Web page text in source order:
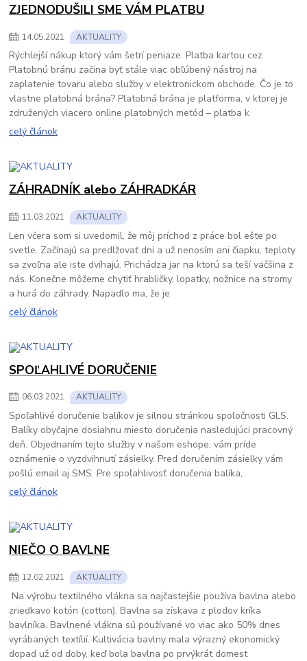
ZJEDNODUŠILI SME VÁM PLATBU
14.05.2021 AKTUALITY
Rýchlejší nákup ktorý vám šetrí peniaze. Platba kartou cez
Platobnú bránu začína byť stále viac obľúbený nástroj na
zaplatenie tovaru alebo služby v elektronickom obchode. Čo je to
vlastne platobná brána? Platobná brána je platforma, v ktorej je
združených viacero online platobných metód – platba k
celý článok
ZÁHRADNÍK alebo ZÁHRADKÁR
11.03.2021 AKTUALITY
Len včera som si uvedomil, že môj príchod z práce bol ešte po
svetle. Začínajú sa predlžovať dni a už nenosím ani čiapku, teploty
sa zvoľna ale iste dvíhajú. Prichádza jar na ktorú sa teší väčšina z
nás. Konečne môžeme chytiť hrabličky, lopatky, nožnice na stromy
a hurá do záhrady. Napadlo ma, že je
celý článok
SPOĽAHLIVÉ DORUČENIE
06.03.2021 AKTUALITY
Spoľahlivé doručenie balíkov je silnou stránkou spoločnosti GLS.
Balíky obyčajne dosiahnu miesto doručenia nasledujúci pracovný
deň. Objednaním tejto služby v našom eshope, vám príde
oznámenie o vyzdvihnutí zásielky. Pred doručením zásielky vám
pošlú email aj SMS. Pre spoľahlivosť doručenia balíka,
celý článok
NIEČO O BAVLNE
12.02.2021 AKTUALITY
Na výrobu textilného vlákna sa najčastejšie používa bavlna alebo
zriedkavo kotón (cotton). Bavlna sa získava z plodov kríka
bavlníka. Bavlnené vlákna sú používané vo viac ako 50% dnes
vyrábaných textílií. Kultivácia bavlny mala výrazný ekonomický
dopad už od doby, keď bola bavlna po prvýkrát domest